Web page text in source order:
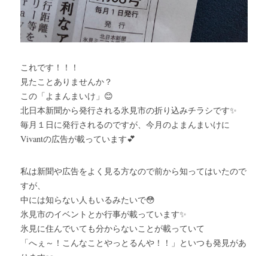
これです！！！
見たことありませんか？
この「よまんまいけ」😊
北日本新聞から発行される氷見市の折り込みチラシです✨
毎月１日に発行されるのですが、今月のよまんまいけに
Vivantの広告が載っています💕
私は新聞や広告をよく見る方なので前から知ってはいたので
すが、
中には知らない人もいるみたいで😳
氷見市のイベントとか行事が載っています✨
氷見に住んでいても分からないことが載っていて
「へぇ～！こんなことやっとるんや！！」といつも発見があ